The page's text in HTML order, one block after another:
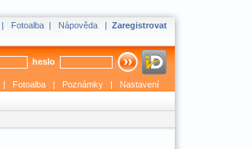
| Fotoalba | Nápověda | Zaregistrovat
heslo
| Fotoalba | Poznámky | Nastavení